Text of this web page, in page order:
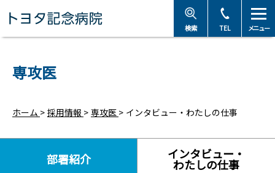
メニュー
TEL
検索
専攻医
ホーム > 採用情報 > 専攻医 > インタビュー・わたしの仕事
部署紹介 インタビュー・
わたしの仕事